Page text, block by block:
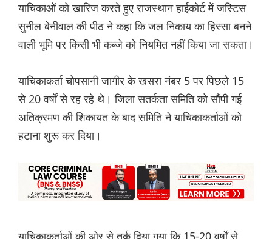
याचिकाओं को खारिज करते हुए राजस्थान हाईकोर्ट में जस्टिस
सुनील बेनीवाल की पीठ ने कहा कि जल निकाय का हिस्सा बनने
वाली भूमि पर किसी भी कब्जे को नियमित नहीं किया जा सकता।
याचिकाकर्ता चोपसानी जागीर के खसरा नंबर 5 पर पिछले 15
से 20 वर्षों से रह रहे थे। जिला सतर्कता समिति को सौंपी गई
अतिक्रमण की शिकायत के बाद समिति ने याचिकाकर्ताओं को
हटाना शुरू कर दिया।